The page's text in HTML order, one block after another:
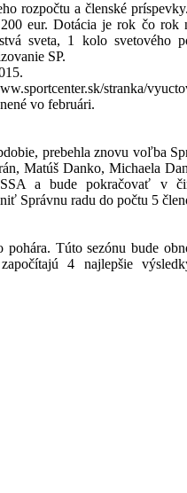
rozpočtu a členské
eur. Dotácia je rok čo rok
sveta, 1 kolo svetového
SP.
stranka/
vo februári.
prebehla znovu voľba
Matúš Danko, Michaela
a bude pokračovať v
Správnu radu do počtu 5
pohára. Túto sezónu bude
4 najlepšie